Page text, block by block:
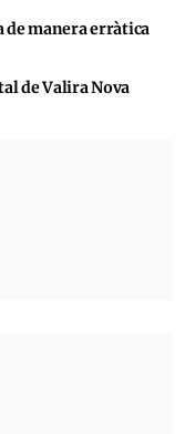
de manera erràtica
de Valira Nova